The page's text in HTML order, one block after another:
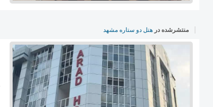
منتشرشده در هتل دو ستاره مشهد